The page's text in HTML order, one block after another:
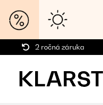
2 ročná záruka